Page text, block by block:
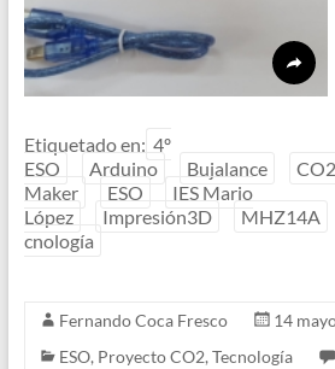
Etiquetado en: 4º
ESO
Arduino Bujalance CO2
Maker
ESO
IES Mario
López
Impresión3D MHZ14A
cnología
Fernando Coca Fresco
14
ESO, Proyecto CO2, Tecnología